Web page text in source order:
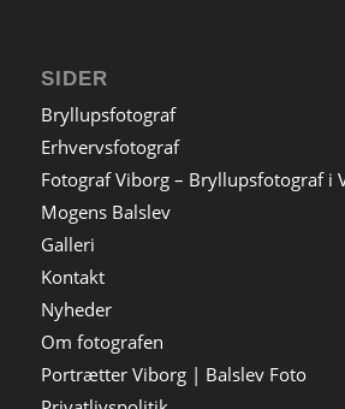
SIDER
Bryllupsfotograf
Erhvervsfotograf
Fotograf Viborg – Bryllupsfotograf i
Mogens Balslev
Galleri
Kontakt
Nyheder
Om fotografen
Portrætter Viborg | Balslev Foto